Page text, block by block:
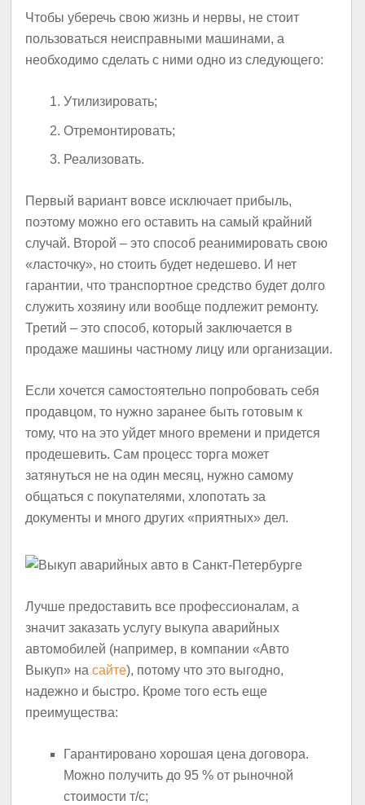
Чтобы уберечь свою жизнь и нервы, не стоит
пользоваться неисправными машинами, а
необходимо сделать с ними одно из следующего:
Утилизировать;
Отремонтировать;
Реализовать.
Первый вариант вовсе исключает прибыль,
поэтому можно его оставить на самый крайний
случай. Второй – это способ реанимировать свою
«ласточку», но стоить будет недешево. И нет
гарантии, что транспортное средство будет долго
служить хозяину или вообще подлежит ремонту.
Третий – это способ, который заключается в
продаже машины частному лицу или организации.
Если хочется самостоятельно попробовать себя
продавцом, то нужно заранее быть готовым к
тому, что на это уйдет много времени и придется
продешевить. Сам процесс торга может
затянуться не на один месяц, нужно самому
общаться с покупателями, хлопотать за
документы и много других «приятных» дел.
Лучше предоставить все профессионалам, а
значит заказать услугу выкупа аварийных
автомобилей (например, в компании «Авто
Выкуп» насайте), потому что это выгодно,
надежно и быстро. Кроме того есть еще
преимущества:
Гарантировано хорошая цена договора.
Можно получить до 95 % от рыночной
стоимости т/с;